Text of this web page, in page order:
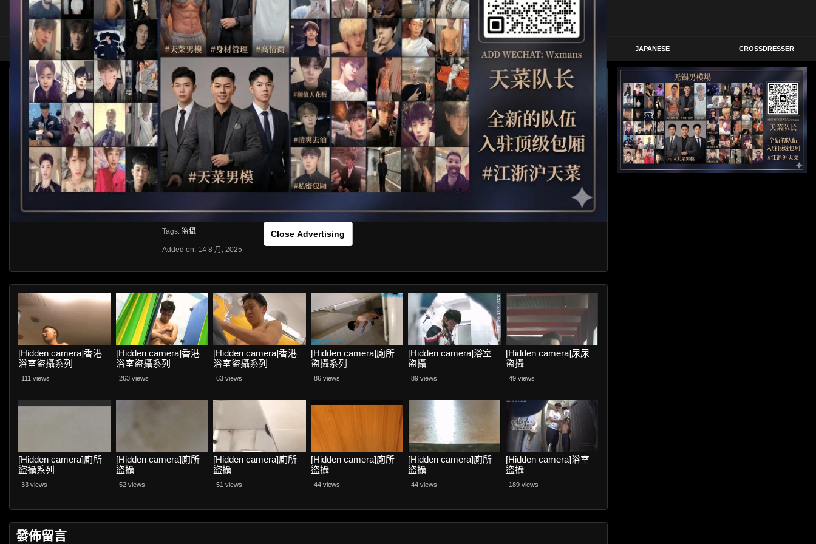
HOME ASIA SOLO OTHER HIDDENCAMERA JAPANESE CROSSDRESSER
Close Advertising
[HIDDEN CAMERA]香港浴室盜攝系列 HLS
Like About Share
VIEWS
0 0
[rihide]訪問密碼/Access passwords：00s354276[/rihide]
獲取訪問密碼/Get access passwords： https://ouo.io/S1xoxu
From:G20
Category:Hiddencamera
Tags: 盜攝
Added on: 14 8 月, 2025
[Hidden camera]香港
浴室盜攝系列
111 views
[Hidden camera]香港
浴室盜攝系列
263 views
[Hidden camera]香港
浴室盜攝系列
63 views
[Hidden camera]廁所
盜攝系列
86 views
[Hidden camera]浴室
盜攝
89 views
[Hidden camera]尿尿
盜攝
49 views
[Hidden camera]廁所
盜攝系列
33 views
[Hidden camera]廁所
盜攝
52 views
[Hidden camera]廁所
盜攝
51 views
[Hidden camera]廁所
盜攝
44 views
[Hidden camera]廁所
盜攝
44 views
[Hidden camera]浴室
盜攝
189 views
發佈留言